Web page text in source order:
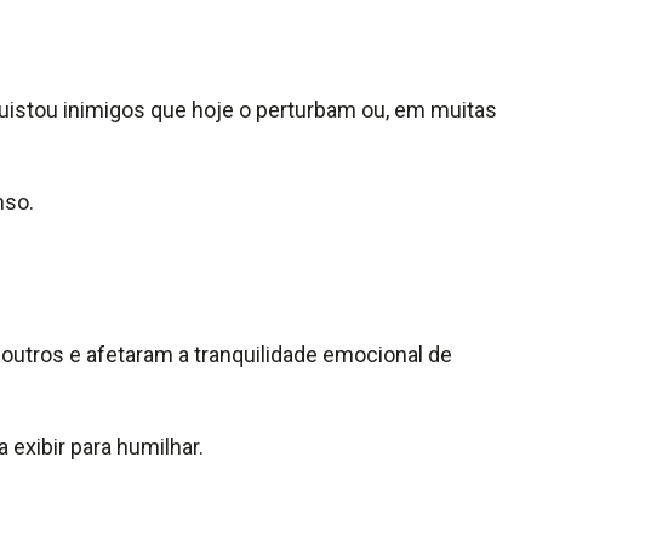
inimigos que hoje o perturbam ou, em muitas
e afetaram a tranquilidade emocional de
exibir para humilhar.